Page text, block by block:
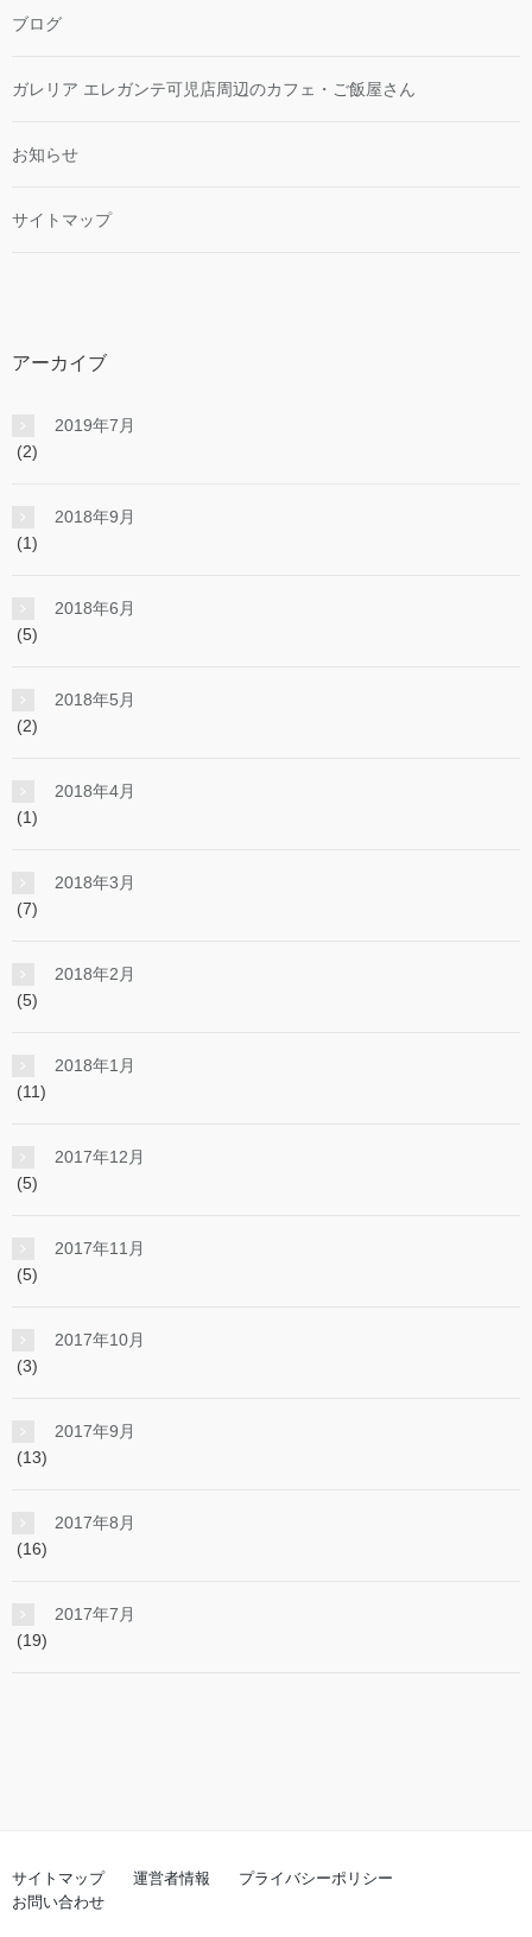
ブログ
ガレリア エレガンテ可児店周辺のカフェ・ご飯屋さん
お知らせ
サイトマップ
アーカイブ
2019年7月
(2)
2018年9月
(1)
2018年6月
(5)
2018年5月
(2)
2018年4月
(1)
2018年3月
(7)
2018年2月
(5)
2018年1月
(11)
2017年12月
(5)
2017年11月
(5)
2017年10月
(3)
2017年9月
(13)
2017年8月
(16)
2017年7月
(19)
サイトマップ 運営者情報
プライバシーポリシー
お問い合わせ